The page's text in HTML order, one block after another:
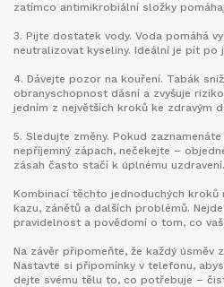
zatímco antimikrobiální složky
3. Pijte dostatek vody. Voda pomáhá
neutralizovat kyseliny. Ideální je pít po
4. Dávejte pozor na kouření. Tabák
obranyschopnost dásní a zvyšuje
jedním z největších kroků ke zdravým
5. Sledujte změny. Pokud
nepříjemný zápach, nečekejte –
zásah často stačí k úplnému uzdravení.
Kombinací těchto jednoduchých kroků
kazu, zánětů a dalších problémů.
pravidelnost a povědomí o tom, co
Na závěr připomeňte, že každý úsměv
Nastavte si připomínky v telefonu,
dejte svému tělu to, co potřebuje –